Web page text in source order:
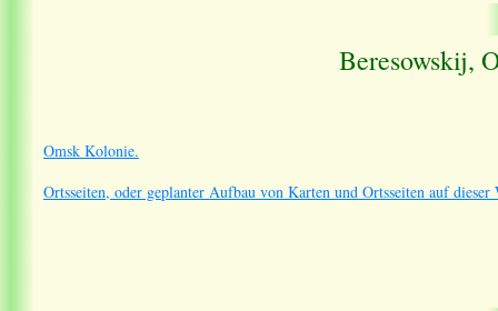
Beresowskij,
Omsk Kolonie.
Ortsseiten, oder geplanter Aufbau von Karten und Ortsseiten auf dieser